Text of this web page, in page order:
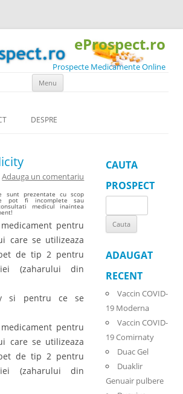
eProspect.ro
Prospecte Medicamente Online
Menu
DESPRE
Adauga un comentariu
sunt prezentate cu scop
pot fi incomplete sau
medicul inaintea
pentru
care se utilizeaza
de tip 2 pentru
(zaharului din
si pentru ce se
pentru
care se utilizeaza
de tip 2 pentru
(zaharului din
CAUTA
PROSPECT
for:
ADAUGAT
RECENT
Vaccin COVID-
19 Moderna
Vaccin COVID-
19 Comirnaty
Duac Gel
Duaklir
Genuair pulbere